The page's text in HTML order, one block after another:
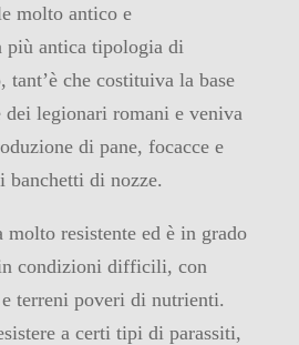
molto antico e
più antica tipologia di
che costituiva la base
dei legionari romani e veniva
di pane, focacce e
banchetti di nozze.
resistente ed è in grado
condizioni difficili, con
e terreni poveri di nutrienti.
a certi tipi di parassiti,